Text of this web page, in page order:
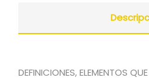
DEFINICIONES, ELEMENTOS